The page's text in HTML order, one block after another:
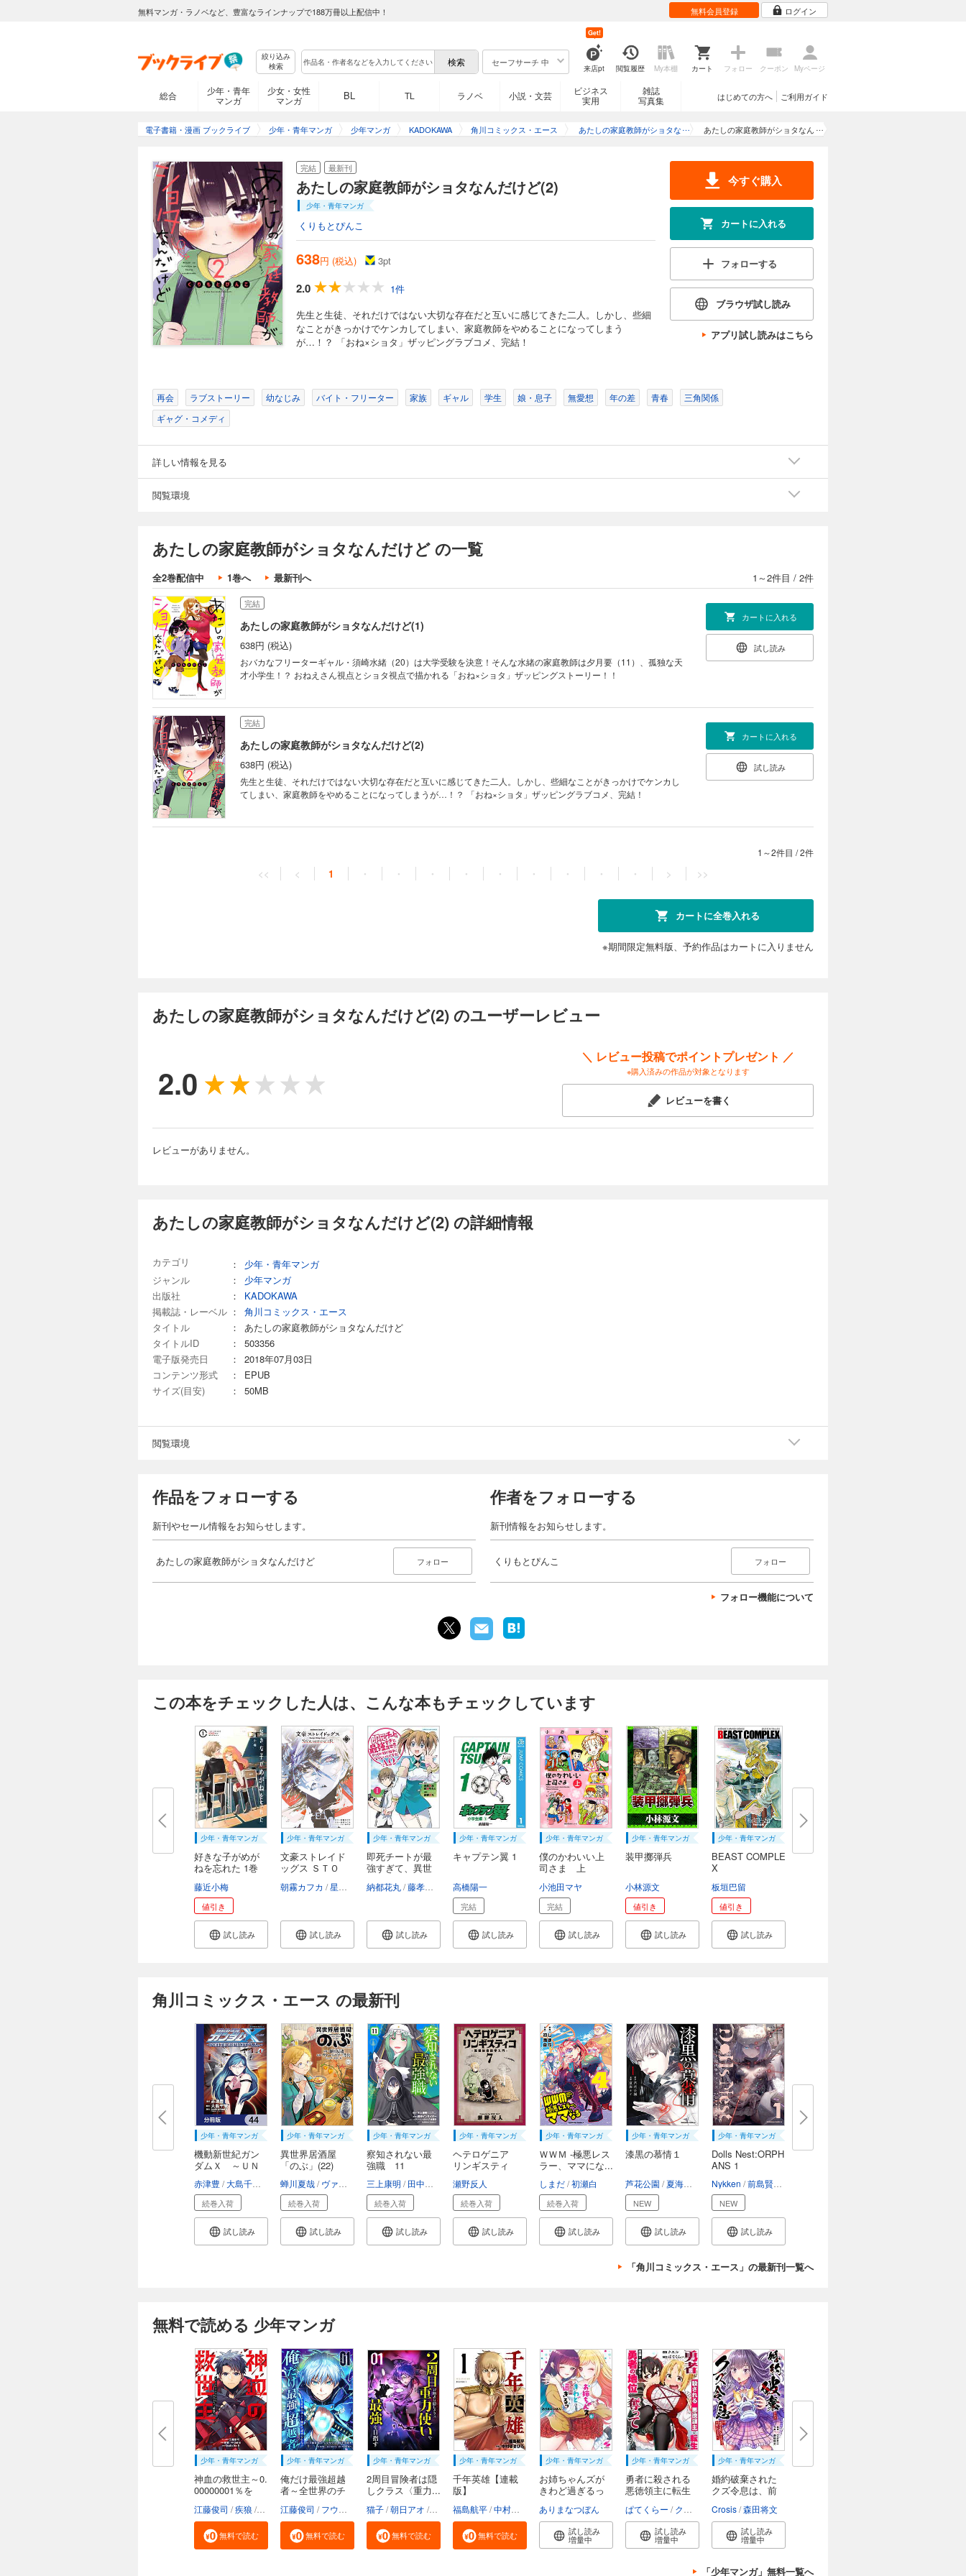
無料マンガ・ラノベなど、豊富なラインナップで188万冊以上配信中！ 無料会員登録 ログイン
絞り込み
検索
セーフサーチ 中
来店pt
Get!
閲覧履歴 My本棚 カート フォロー クーポン Myページ
総合
少年・青年
マンガ
少女・女性
マンガ
BL TL ラノベ 小説・文芸
ビジネス
実用
雑誌
写真集
ご利用ガイド
はじめての方へ
電子書籍・漫画 ブックライブ 少年・青年マンガ 少年マンガ KADOKAWA 角川コミックス・エース
あたしの家庭教師がショタな
あたしの家庭教師がショタなん
完結
最新刊
あたしの家庭教師がショタなんだけど(2)
少年・青年マンガ
くりもとぴんこ
638円 (税込) 3pt
2.0
1件
先生と生徒、それだけではない大切な存在だと互いに感じてきた二人。しかし、些細
なことがきっかけでケンカしてしまい、家庭教師をやめることになってしまう
が…！？ 「おね×ショタ」ザッピングラブコメ、完結！
今すぐ購入
カートに入れる
フォローする
ブラウザ試し読み
アプリ試し読みはこちら
再会 ラブストーリー 幼なじみ バイト・フリーター 家族 ギャル 学生 娘・息子 無愛想 年の差 青春
三角関係
ギャグ・コメディ
詳しい情報を見る
閲覧環境
あたしの家庭教師がショタなんだけど の一覧
全2巻配信中 1巻へ 最新刊へ 1～2件目 / 2件
完結
あたしの家庭教師がショタなんだけど(1)
638円 (税込)
おバカなフリーターギャル・須崎水緒（20）は大学受験を決意！そんな水緒の家庭教師は夕月要（11）、孤独な天
才小学生！？ おねえさん視点とショタ視点で描かれる「おね×ショタ」ザッピングストーリー！！
カートに入れる
試し読み
完結
あたしの家庭教師がショタなんだけど(2)
638円 (税込)
先生と生徒、それだけではない大切な存在だと互いに感じてきた二人。しかし、些細なことがきっかけでケンカし
てしまい、家庭教師をやめることになってしまうが…！？ 「おね×ショタ」ザッピングラブコメ、完結！
カートに入れる
試し読み
1～2件目 /2件
<< < 1 ・ ・ ・ ・ ・ ・ ・ ・ ・ > >>
カートに全巻入れる
※期間限定無料版、予約作品はカートに入りません
あたしの家庭教師がショタなんだけど(2) のユーザーレビュー
2.0
＼ レビュー投稿でポイントプレゼント ／
※購入済みの作品が対象となります
レビューを書く
レビューがありません。
あたしの家庭教師がショタなんだけど(2) の詳細情報
カテゴリ ：
少年・青年マンガ
ジャンル
：
少年マンガ
出版社
：
KADOKAWA
掲載誌・レーベル ：
角川コミックス・エース
タイトル
：
あたしの家庭教師がショタなんだけど
タイトルID
：
503356
電子版発売日
：
2018年07月03日
コンテンツ形式
：
EPUB
サイズ(目安)
： 50MB
閲覧環境
作品をフォローする
新刊やセール情報をお知らせします。
あたしの家庭教師がショタなんだけど フォロー
作者をフォローする
新刊情報をお知らせします。
くりもとぴんこ フォロー
フォロー機能について
この本をチェックした人は、こんな本もチェックしています
少年・青年マンガ
好きな子がめが
ねを忘れた 1巻
藤近小梅
値引き
試し読み
少年・青年マンガ
文豪ストレイド
ッグス ＳＴＯ
朝霧カフカ 星河シワス 春河35
試し読み
少年・青年マンガ
即死チートが最
強すぎて、異世
納都花丸 藤孝剛志 成瀬ちさと
試し読み
少年・青年マンガ
キャプテン翼 1
高橋陽一
完結
試し読み
少年・青年マンガ
僕のかわいい上
司さま 上
小池田マヤ
完結
試し読み
少年・青年マンガ
装甲擲弾兵
小林源文
値引き
試し読み
少年・青年マンガ
BEAST COMPLE
X
板垣巴留
値引き
試し読み
角川コミックス・エース の最新刊
少年・青年マンガ
機動新世紀ガン
ダムＸ ～ＵＮ
赤津豊 大島千歳 矢立肇・富野由悠季
続巻入荷
試し読み
少年・青年マンガ
異世界居酒屋
「のぶ」(22)
蝉川夏哉 ヴァージニア二等兵 転
続巻入荷
試し読み
少年・青年マンガ
察知されない最
強職 11
三上康明 田中インサイダー 八城惺架 イマジカインフォス
続巻入荷
試し読み
少年・青年マンガ
ヘテロゲニア
リンギスティ
瀬野反人
続巻入荷
試し読み
少年・青年マンガ
ＷＷＭ -極悪レス
ラー、ママにな...
しまだ 初瀬白
続巻入荷
試し読み
少年・青年マンガ
漆黒の慕情１
芦花公園 夏海ケイ
NEW
試し読み
少年・青年マンガ
Dolls Nest:ORPH
ANS 1
Nykken 前島賢
NEW
試し読み
「角川コミックス・エース」の最新刊一覧へ
無料で読める 少年マンガ
少年・青年マンガ
神血の救世主～0.
00000001％を
江藤俊司 疾狼 3rd Ie Studio No.9
無料で読む
少年・青年マンガ
俺だけ最強超越
者～全世界のチ
江藤俊司 フウワイ 土田健太 3rd Ie maruco Studio No.9
無料で読む
少年・青年マンガ
2周目冒険者は隠
しクラス〈重力...
猫子 朝日アオ HykeComic Whomor（朝日アオ 宇津イチカ） Straight Edge
無料で読む
少年・青年マンガ
千年英雄【連載
版】
福島航平 中村ゆきひろ
無料で読む
少年・青年マンガ
お姉ちゃんズが
きわど過ぎるっ
ありまなつぼん
試し読み
増量中
少年・青年マンガ
勇者に殺される
悪徳領主に転生
ぱてくらー クエル
試し読み
増量中
少年・青年マンガ
婚約破棄された
クズ令息は、前
Crosis 森田将文
試し読み
増量中
「少年マンガ」無料一覧へ